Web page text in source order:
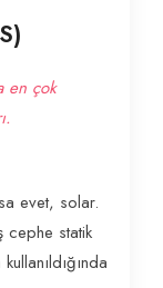
en çok
evet, solar.
cephe statik